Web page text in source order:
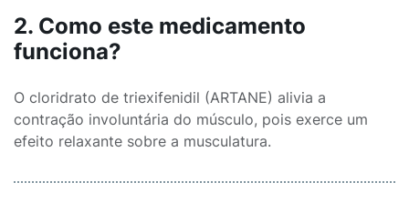
2. Como este medicamento
funciona?
O cloridrato de triexifenidil (ARTANE) alivia a
contração involuntária do músculo, pois exerce um
efeito relaxante sobre a musculatura.